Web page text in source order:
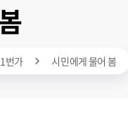
번가 시민에게 물어 봄